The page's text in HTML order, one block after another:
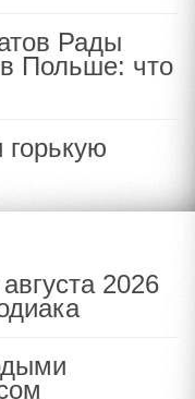
Рады
Польше: что
2026